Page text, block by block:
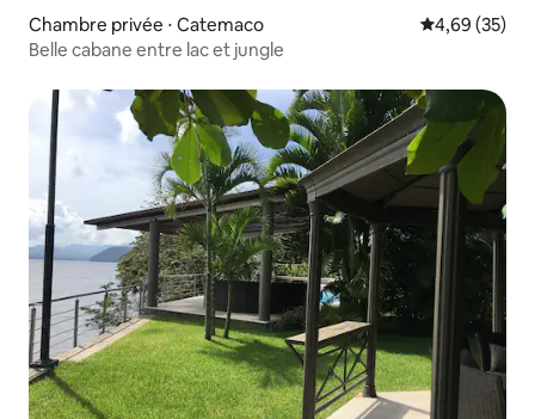
Chambre privée ⋅ Catemaco Évaluation
4,69 (35)
Belle cabane entre lac et jungle